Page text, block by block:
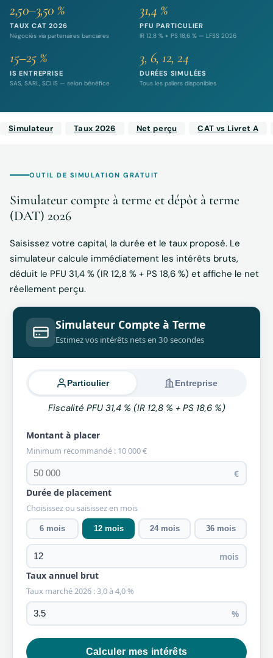
2,50–3,50 %
TAUX CAT 2026
Négociés via partenaires bancaires
31,4 %
PFU PARTICULIER
IR 12,8 % + PS 18,6 % — LFSS 2026
15–25 %
IS ENTREPRISE
SAS, SARL, SCI IS — selon bénéfice
3, 6, 12, 24
DURÉES SIMULÉES
Tous les paliers disponibles
Simulateur Taux 2026 Net perçu CAT vs Livret A
OUTIL DE SIMULATION GRATUIT
Simulateur compte à terme et dépôt à terme
(DAT) 2026
Saisissez votre capital, la durée et le taux proposé. Le
simulateur calcule immédiatement les intérêts bruts,
déduit le PFU 31,4 % (IR 12,8 % + PS 18,6 %) et affiche le net
réellement perçu.
Simulateur Compte à Terme
Estimez vos intérêts nets en 30 secondes
Particulier Entreprise
Fiscalité PFU 31,4 % (IR 12,8 % + PS 18,6 %)
Montant à placer
Minimum recommandé : 10 000 €
€
Durée de placement
Choisissez ou saisissez en mois
6 mois 12 mois 24 mois 36 mois
mois
Taux annuel brut
Taux marché 2026 : 3,0 à 4,0 %
%
Calculer mes intérêts